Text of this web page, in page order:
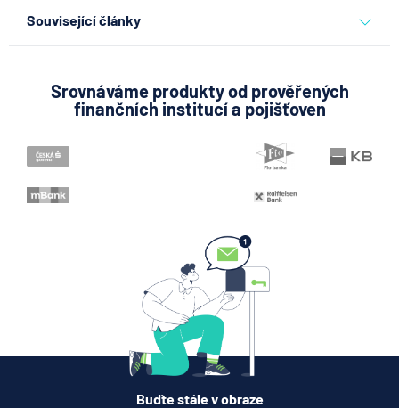
Související články
přímo v Partners App
6.8.2026 Daně
Když rozhoduje stres: nové
triky bankovních podvodníků
Partners Banka spouští
termínovaný vklad 4,33 %
p.a. na 6 měsíců
5.8.2026
Srovnáváme produkty od prověřených
finančních institucí a pojišťoven
Buďte stále v obraze